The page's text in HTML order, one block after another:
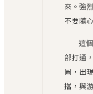
來。強
不要隨
這
部打通
圖，出
擋，與